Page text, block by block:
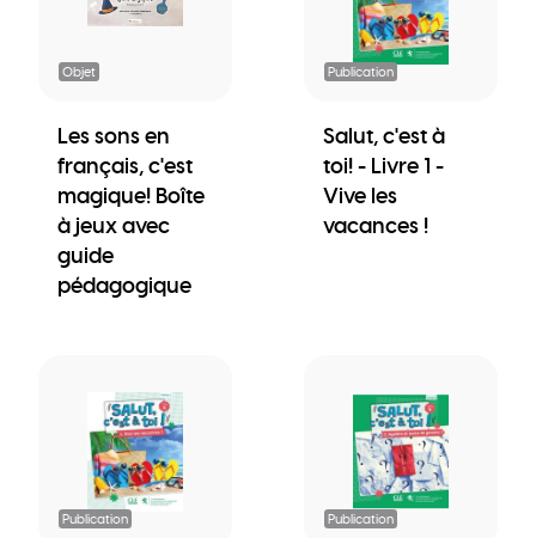
Objet
Les sons en
français, c'est
magique! Boîte
à jeux avec
guide
pédagogique
Publication
Salut, c'est à
toi! - Livre 1 -
Vive les
vacances !
Publication Publication